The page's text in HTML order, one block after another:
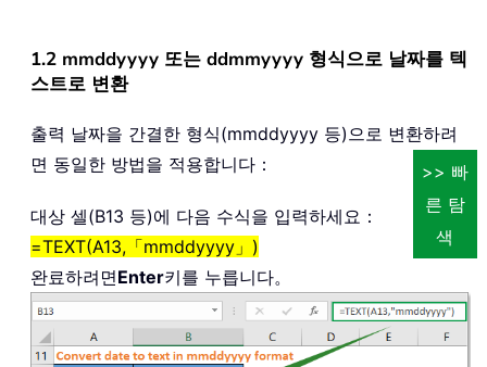
>> 빠
른 탐
색
1.2 mmddyyyy 또는 ddmmyyyy 형식으로 날짜를 텍
스트로 변환
출력 날짜을 간결한 형식(mmddyyyy 등)으로 변환하려
면 동일한 방법을 적용합니다：
대상 셀(B13 등)에 다음 수식을 입력하세요：
=TEXT(A13,「mmddyyyy」)
완료하려면Enter키를 누릅니다。